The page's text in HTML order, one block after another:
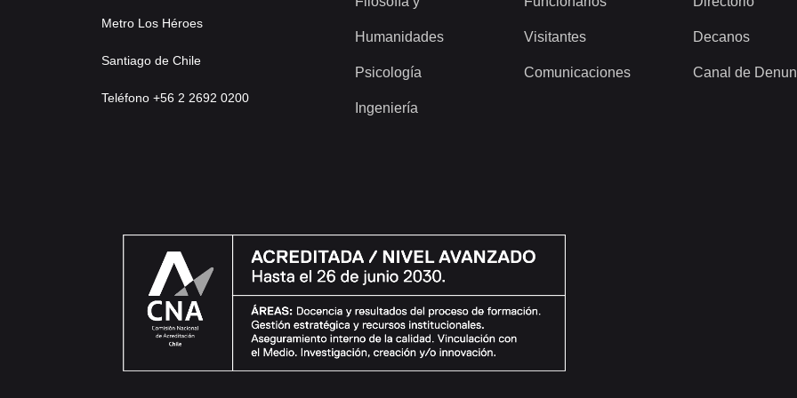
Metro Los Héroes
Santiago de Chile
Teléfono +56 2 2692 0200
Humanidades
Psicología
Ingeniería
Visitantes
Comunicaciones
Decanos
Canal de